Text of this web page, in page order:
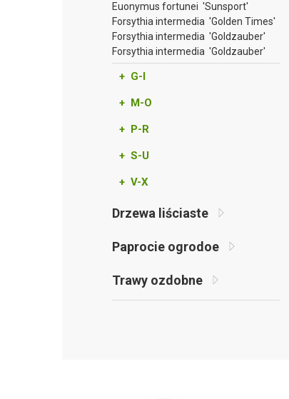
Euonymus fortunei 'Sunsport'
Forsythia intermedia 'Golden Times'
Forsythia intermedia 'Goldzauber'
Forsythia intermedia 'Goldzauber'
+ G-I
+ M-O
+ P-R
+ S-U
+ V-X
Drzewa liściaste
Paprocie ogrodoe
Trawy ozdobne